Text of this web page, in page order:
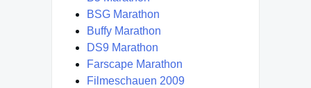
BSG Marathon
Buffy Marathon
DS9 Marathon
Farscape Marathon
Filmeschauen 2009